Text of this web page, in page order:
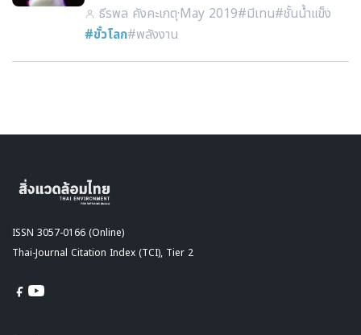
ธีรพล คังคะเกตุ·May 2019#มีเทน#ชั้นน้ำแข็ง
#ขั้วโลก#พลังงาน
ISSN 3057-0166 (Online)
Thai-Journal Citation Index (TCI), Tier 2